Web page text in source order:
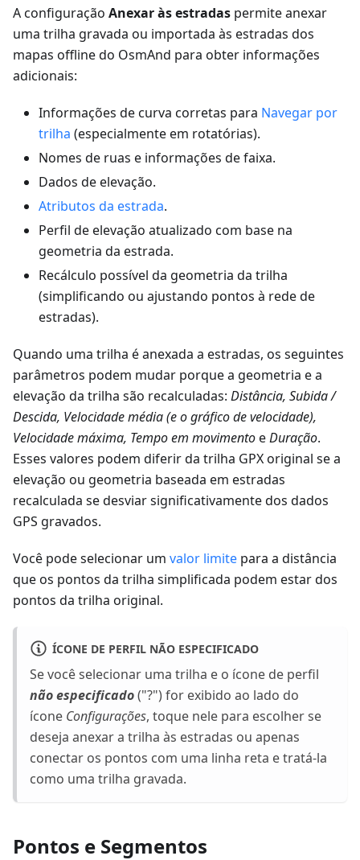
A configuração Anexar às estradas permite anexar
uma trilha gravada ou importada às estradas dos
mapas offline do OsmAnd para obter informações
adicionais:
Informações de curva corretas para Navegar por
trilha (especialmente em rotatórias).
Nomes de ruas e informações de faixa.
Dados de elevação.
Atributos da estrada.
Perfil de elevação atualizado com base na
geometria da estrada.
Recálculo possível da geometria da trilha
(simplificando ou ajustando pontos à rede de
estradas).
Quando uma trilha é anexada a estradas, os seguintes
parâmetros podem mudar porque a geometria e a
elevação da trilha são recalculadas: Distância, Subida /
Descida, Velocidade média (e o gráfico de velocidade),
Velocidade máxima, Tempo em movimentoeDuração.
Esses valores podem diferir da trilha GPX original se a
elevação ou geometria baseada em estradas
recalculada se desviar significativamente dos dados
GPS gravados.
Você pode selecionar um valor limite para a distância
que os pontos da trilha simplificada podem estar dos
pontos da trilha original.
ÍCONE DE PERFIL NÃO ESPECIFICADO
Se você selecionar uma trilha e o ícone de perfil
não especificado("?") for exibido ao lado do
ícone Configurações, toque nele para escolher se
deseja anexar a trilha às estradas ou apenas
conectar os pontos com uma linha reta e tratá-la
como uma trilha gravada.
Pontos e Segmentos